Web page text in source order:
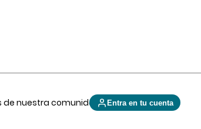
de nuestra comunidad Entra en tu cuenta